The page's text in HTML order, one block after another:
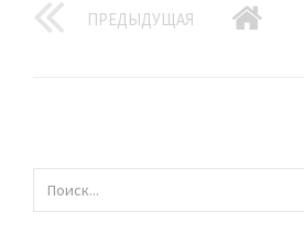
ПРЕДЫДУЩАЯ